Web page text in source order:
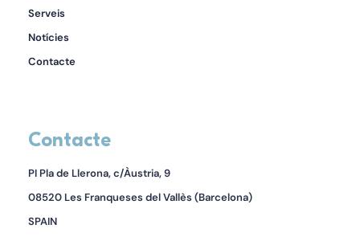
Serveis
Notícies
Contacte
Contacte
PI Pla de Llerona, c/Àustria, 9
08520 Les Franqueses del Vallès (Barcelona)
SPAIN